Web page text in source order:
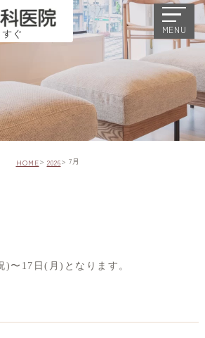
ぐ MENU
HOME 2026 7月
)〜17日(月)となります。